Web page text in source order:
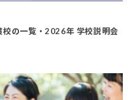
校の一覧・2026年 学校説明会